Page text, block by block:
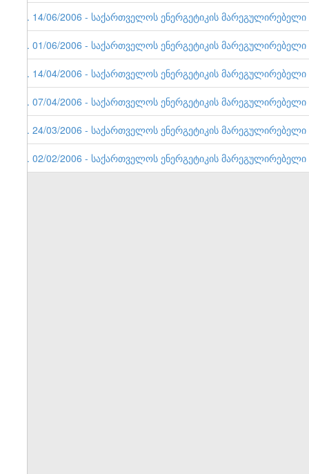
6. 14/06/2006 - საქართველოს ენერგეტიკის
5. 01/06/2006 - საქართველოს ენერგეტიკის
4. 14/04/2006 - საქართველოს ენერგეტიკის
3. 07/04/2006 - საქართველოს ენერგეტიკის
2. 24/03/2006 - საქართველოს ენერგეტიკის
1. 02/02/2006 - საქართველოს ენერგეტიკის